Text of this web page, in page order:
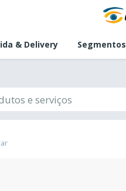
& Delivery Segmentos